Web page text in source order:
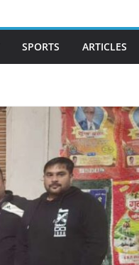
SPORTS ARTICLES